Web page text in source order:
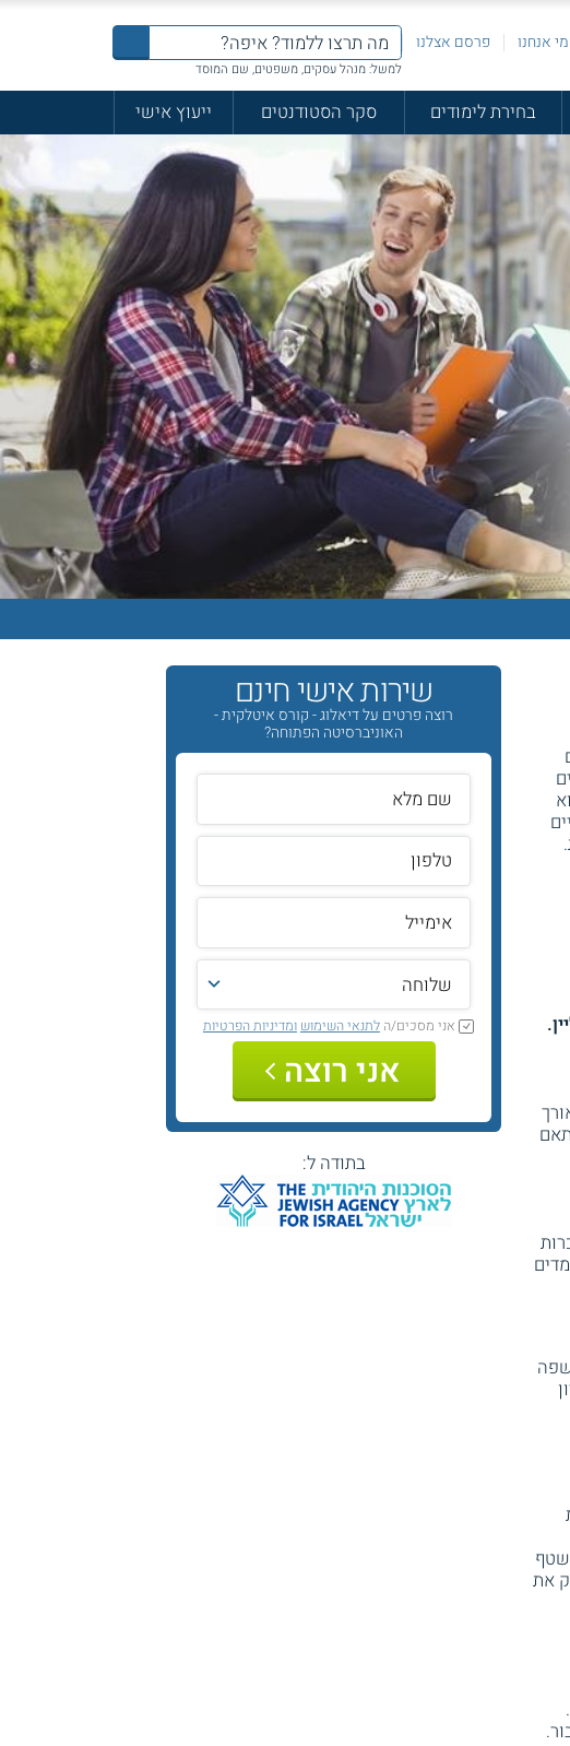
מי אנחנו פרסם אצלנו
למשל: מנהל עסקים, משפטים, שם המוסד
בחירת לימודים סקר הסטודנטים
ייעוץ אישי
את
שירות אישי חינם
רוצה פרטים על דיאלוג - קורס איטלקית -
האוניברסיטה הפתוחה?
אני מסכים/הלתנאי השימוש ומדיניות הפרטיות
אני רוצה
בתודה ל: